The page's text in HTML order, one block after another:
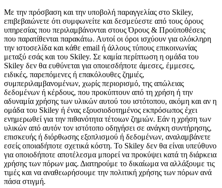
Με την πρόσβαση και την υποβολή παραγγελίας στο Skiley,
επιβεβαιώνετε ότι συμφωνείτε και δεσμεύεστε από τους όρους
υπηρεσίας που περιλαμβάνονται στους Όρους & Προϋποθέσεις
που παρατίθενται παρακάτω. Αυτοί οι όροι ισχύουν για ολόκληρη
την ιστοσελίδα και κάθε email ή άλλους τύπους επικοινωνίας
μεταξύ εσάς και του Skiley. Σε καμία περίπτωση η ομάδα του
Skiley δεν θα ευθύνεται για οποιεσδήποτε άμεσες, έμμεσες,
ειδικές, παρεπόμενες ή επακόλουθες ζημιές,
συμπεριλαμβανομένων, χωρίς περιορισμό, της απώλειας
δεδομένων ή κέρδους, που προκύπτουν από τη χρήση ή την
αδυναμία χρήσης των υλικών αυτού του ιστότοπου, ακόμη και αν η
ομάδα του Skiley ή ένας εξουσιοδοτημένος εκπρόσωπος έχει
ενημερωθεί για την πιθανότητα τέτοιων ζημιών. Εάν η χρήση των
υλικών από αυτόν τον ιστότοπο οδηγήσει σε ανάγκη συντήρησης,
επισκευής ή διόρθωσης εξοπλισμού ή δεδομένων, αναλαμβάνετε
εσείς οποιαδήποτε σχετικά κόστη. Το Skiley δεν θα είναι υπεύθυνο
για οποιοδήποτε αποτέλεσμα μπορεί να προκύψει κατά τη διάρκεια
χρήσης των πόρων μας. Διατηρούμε το δικαίωμα να αλλάξουμε τις
τιμές και να αναθεωρήσουμε την πολιτική χρήσης των πόρων ανά
πάσα στιγμή.